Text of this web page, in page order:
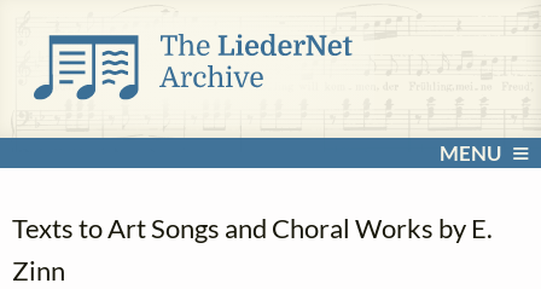
MENU
Texts to Art Songs and Choral Works by E.
Zinn